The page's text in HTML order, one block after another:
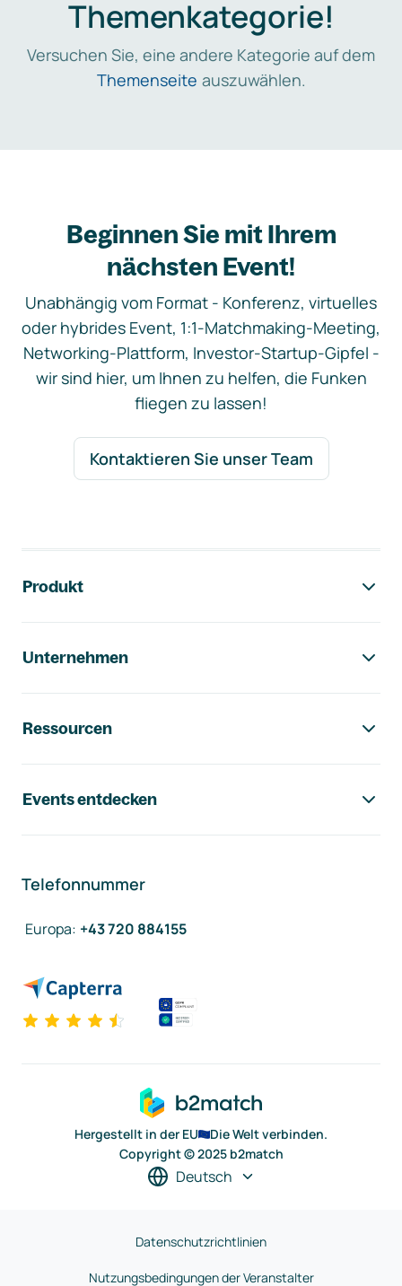
Themenkategorie!
Versuchen Sie, eine andere Kategorie auf dem
Themenseite auszuwählen.
Beginnen Sie mit Ihrem
nächsten Event!
Unabhängig vom Format - Konferenz, virtuelles
oder hybrides Event, 1:1-Matchmaking-Meeting,
Networking-Plattform, Investor-Startup-Gipfel -
wir sind hier, um Ihnen zu helfen, die Funken
fliegen zu lassen!
Kontaktieren Sie unser Team
Produkt
Unternehmen
Ressourcen
Events entdecken
Telefonnummer
Europa: +43 720 884155
Hergestellt in der EU
Die Welt verbinden.
Copyright © 2025 b2match
Deutsch
Datenschutzrichtlinien
Nutzungsbedingungen der Veranstalter